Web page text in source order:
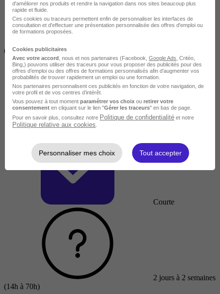
(14h)
Courte
2 jours à 2 semaines
(14h à 70h)
d'améliorer nos produits et rendre la navigation dans nos sites beaucoup plus
rapide et fluide.
Ces cookies ou traceurs permettent enfin de personnaliser les interfaces de
consultation et d'effectuer une présentation personnalisée des offres d'emploi ou
de formations proposées.
Cookies publicitaires
Avec votre accord , nous et nos partenaires (Facebook, Google Ads , Critéo,
Bing,) pouvons utiliser des traceurs pour vous proposer des publicités pour des
offres d’emploi ou des offres de formations personnalisés afin d’augmenter vos
probabilités de trouver rapidement un emploi ou une formation.
Nos partenaires personnalisent ces publicités en fonction de votre navigation, de
votre profil et de vos centres d’intérêt.
Vous pouvez à tout moment paramétrer vos choix ou retirer votre
consentement en cliquant sur le lien "Gérer les traceurs" en bas de page.
Pour en savoir plus, consultez notre Politique de confidentialité et notre
Politique relative aux cookies
Personnaliser mes choix Tout accepter